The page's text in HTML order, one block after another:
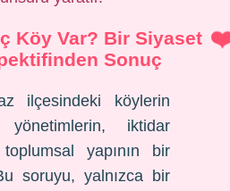
Köy Var? Bir Siyaset
Sonuç
ilçesindeki köylerin
yönetimlerin, iktidar
yapının bir
soruyu, yalnızca bir